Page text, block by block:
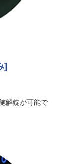
]
解錠が可能で